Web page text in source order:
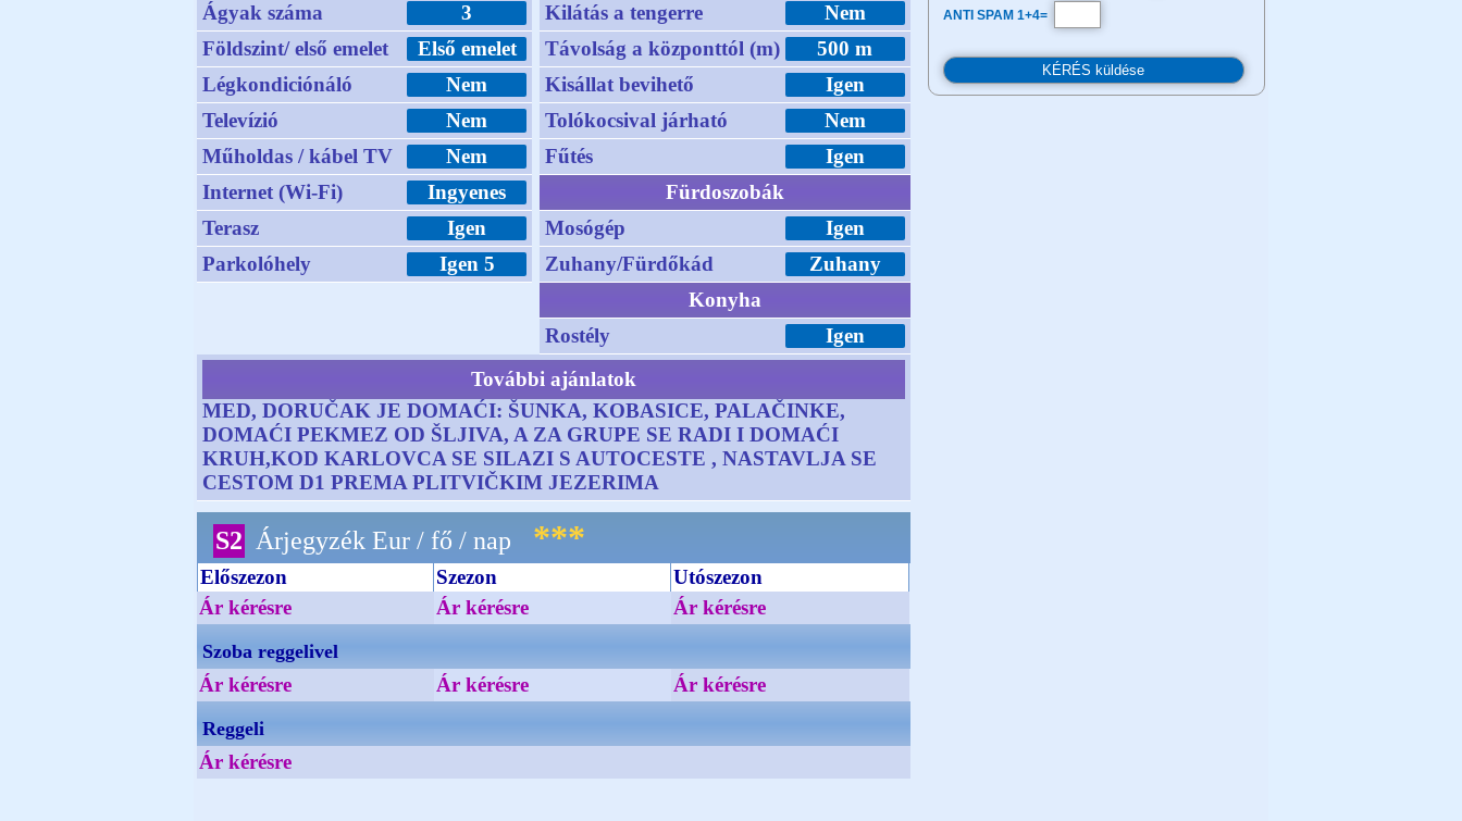
Ágyak száma
3
Földszint/ első emelet
Első emelet
Légkondiciónáló
Nem
Televízió
Nem
Műholdas / kábel TV
Nem
Internet (Wi-Fi)
Ingyenes
Terasz
Igen
Parkolóhely
Igen 5
Kilátás a tengerre
Nem
Távolság a központtól (m)
500 m
Kisállat bevihető
Igen
Tolókocsival járható
Nem
Fűtés
Igen
Fürdoszobák
Mosógép
Igen
Zuhany/Fürdőkád
Zuhany
Konyha
Rostély
Igen
További ajánlatok
MED, DORUČAK JE DOMAĆI: ŠUNKA, KOBASICE, PALAČINKE,
DOMAĆI PEKMEZ OD ŠLJIVA, A ZA GRUPE SE RADI I DOMAĆI
KRUH,KOD KARLOVCA SE SILAZI S AUTOCESTE , NASTAVLJA SE
CESTOM D1 PREMA PLITVIČKIM JEZERIMA
S2 Árjegyzék Eur / fő / nap ***
Előszezon Szezon
Utószezon
Ár kérésre
Ár kérésre Ár kérésre
Szoba reggelivel
Ár kérésre Ár kérésre Ár kérésre
Reggeli
Ár kérésre
ANTI SPAM 1+4=